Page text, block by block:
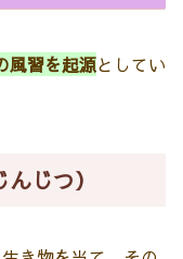
風習を起源としてい
じつ）